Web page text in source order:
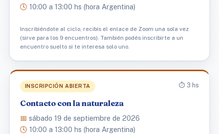
🕓 10:00 a 13:00 hs (hora Argentina)
Inscribiéndote al ciclo, recibís el enlace de Zoom una sola vez
(sirve para los 9 encuentros). También podés inscribirte a un
encuentro suelto si te interesa solo uno.
INSCRIPCIÓN ABIERTA ⏱️ 3 hs
Contacto con la naturaleza
📅 sábado 19 de septiembre de 2026
🕓 10:00 a 13:00 hs (hora Argentina)